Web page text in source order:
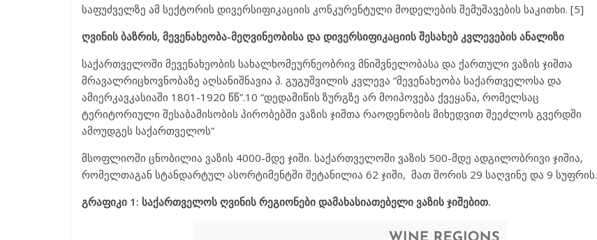
საფუძველზე ამ სექტორის დივერსიფიკაციის კონკურენტული მოდელების შემუშავების საკითხი. [5]
ღვინის ბაზრის, მევენახეობა-მეღვინეობისა და დივერსიფიკაციის შესახებ კვლევების ანალიზი
საქართველოში მევენახეობის სახალხომეურნეობრივ მნიშვნელობასა და ქართული ვაზის ჯიშთა
მრავალრიცხოვნობაზე აღსანიშნავია პ. გუგუშვილის კვლევა “მევენახეობა საქართველოსა და
ამიერკავკასიაში 1801-1920 წწ”.10 “დედამიწის ზურგზე არ მოიპოვება ქვეყანა, რომელსაც
ტერიტორიული შესაბამისობის პირობებში ვაზის ჯიშთა რაოდენობის მიხედვით შეეძლოს გვერდში
ამოუდგეს საქართველოს”
მსოფლიოში ცნობილია ვაზის 4000-მდე ჯიში. საქართველოში ვაზის 500-მდე ადგილობრივი ჯიშია,
რომელთაგან სტანდარტულ ასორტიმენტში შეტანილია 62 ჯიში, მათ შორის 29 საღვინე და 9 სუფრის.
გრაფიკი 1: საქართველოს ღვინის რეგიონები დამახასიათებელი ვაზის ჯიშებით.